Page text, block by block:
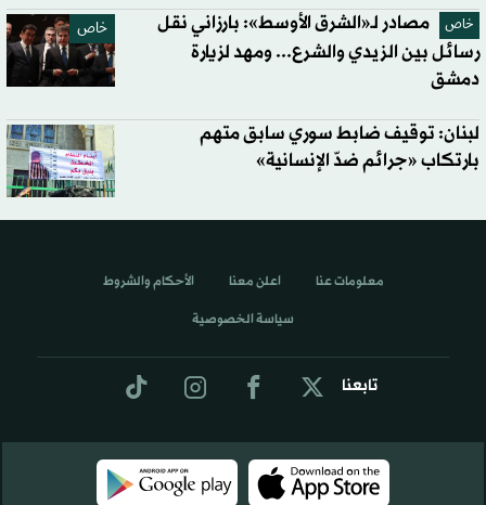
خاص خاص
مصادر لـ«الشرق الأوسط»: بارزاني نقل
رسائل بين الزيدي والشرع... ومهد لزيارة
دمشق
لبنان: توقيف ضابط سوري سابق متهم
بارتكاب «جرائم ضدّ الإنسانية»
تابعنا
معلومات عنا اعلن معنا الأحكام والشروط
سياسة الخصوصية